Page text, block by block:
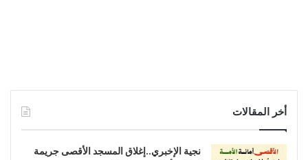
أخر المقالات
نجية الإخبري..إغلاق المسجد الأقصى جريمة